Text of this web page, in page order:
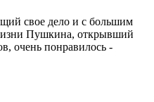
свое дело и с большим
Пушкина, открывший
очень понравилось -